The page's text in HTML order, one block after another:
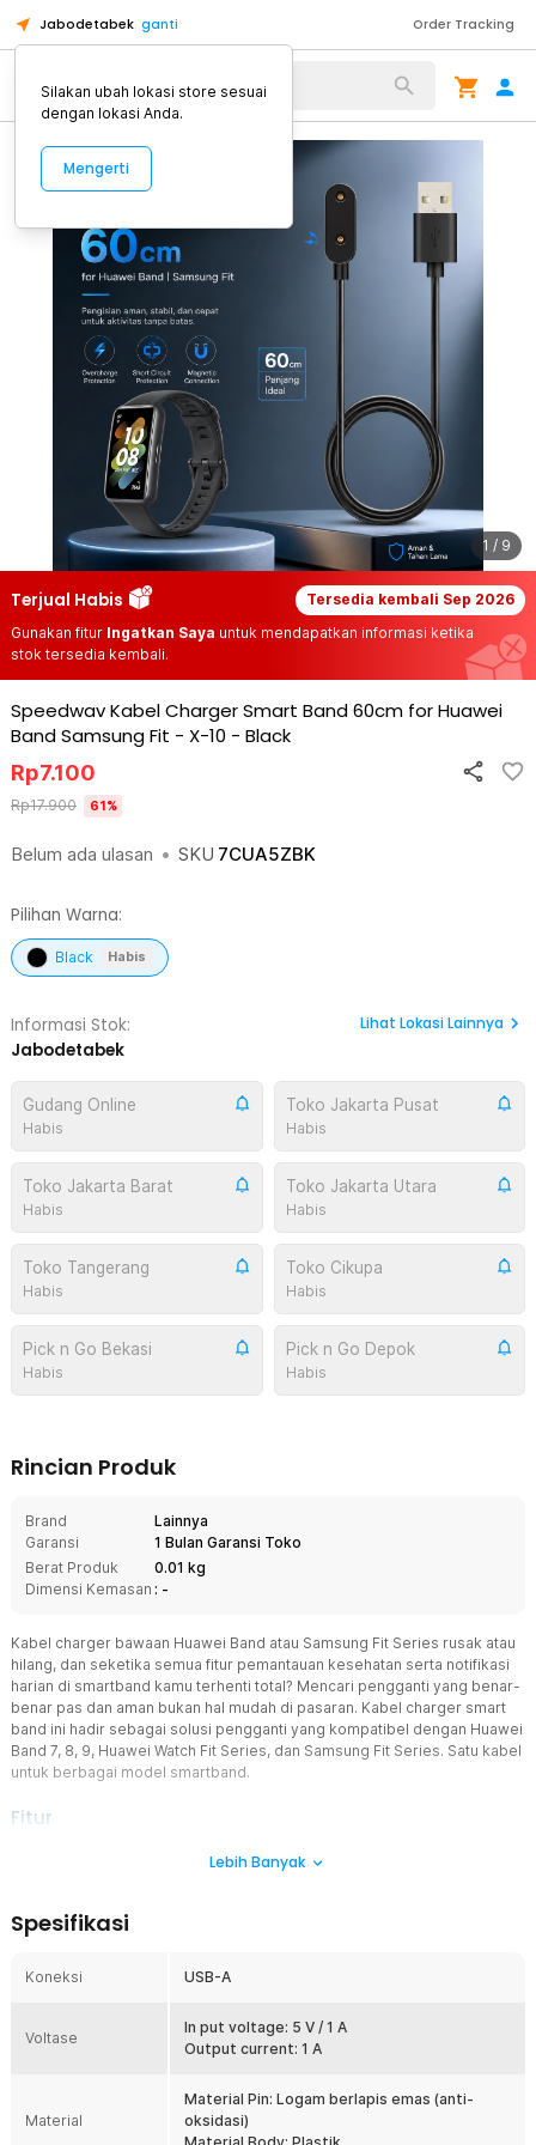
Jabodetabek ganti Order Tracking
Alat Kopi
1 / 9
Terjual Habis Tersedia kembali Sep 2026
Gunakan fitur Ingatkan Saya untuk mendapatkan informasi ketika
stok tersedia kembali.
Speedwav Kabel Charger Smart Band 60cm for Huawei
Band Samsung Fit - X-10 - Black
Belum ada ulasan • SKU 7CUA5ZBK
Rp7.100
Rp17.900 61%
Pilihan Warna:
Black Habis
Informasi Stok:
Jabodetabek
Lihat Lokasi Lainnya
Gudang Online
Habis
Toko Jakarta Pusat
Habis
Toko Jakarta Barat
Habis
Toko Jakarta Utara
Habis
Toko Tangerang
Habis
Toko Cikupa
Habis
Pick n Go Bekasi
Habis
Pick n Go Depok
Habis
Rincian Produk
Brand
Lainnya
Garansi
1 Bulan Garansi Toko
Berat Produk
0.01 kg
Dimensi Kemasan : -
Kabel charger bawaan Huawei Band atau Samsung Fit Series rusak atau
hilang, dan seketika semua fitur pemantauan kesehatan serta notifikasi
harian di smartband kamu terhenti total? Mencari pengganti yang benar-
benar pas dan aman bukan hal mudah di pasaran. Kabel charger smart
band ini hadir sebagai solusi pengganti yang kompatibel dengan Huawei
Band 7, 8, 9, Huawei Watch Fit Series, dan Samsung Fit Series. Satu kabel
untuk berbagai model smartband.
Fitur
magnetic 2 pin memungkinkan konektor langsung menempel
presisi. Hal ini tidak hanya mempermudah penggunaan, tetapi juga
charger magnetic smartwatch tetap optimal setiap saat.
Dengan output arus 1 A, kabel charger magnetic ini mampu mengisi
smartband dari kondisi kosong hingga penuh hanya dalam sekitar
2.5 jam. Isi daya singkat sebelum berangkat kerja atau saat sarapan
Lebih Banyak
Spesifikasi
Koneksi USB-A
Voltase
In put voltage: 5 V / 1 A
Output current: 1 A
Material
Material Pin: Logam berlapis emas (anti-
oksidasi)
Material Body: Plastik
Silakan ubah lokasi store sesuai
dengan lokasi Anda.
Mengerti